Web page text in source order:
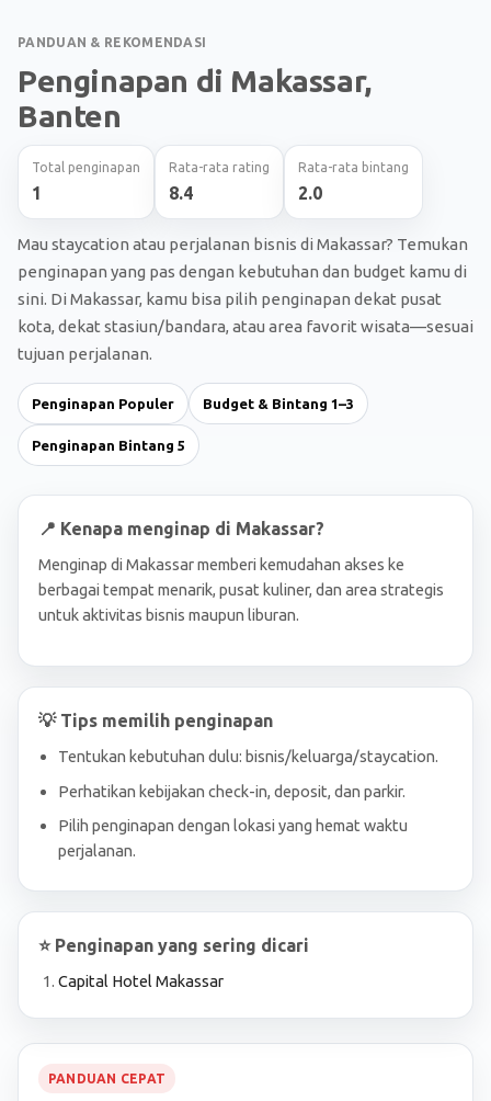
PANDUAN & REKOMENDASI
Penginapan di Makassar,
Banten
Total penginapan
1
Rata-rata rating
8.4
Rata-rata bintang
2.0
Mau staycation atau perjalanan bisnis di Makassar? Temukan
penginapan yang pas dengan kebutuhan dan budget kamu di
sini. Di Makassar, kamu bisa pilih penginapan dekat pusat
kota, dekat stasiun/bandara, atau area favorit wisata—sesuai
tujuan perjalanan.
Penginapan Populer Budget & Bintang 1–3
Penginapan Bintang 5
📍 Kenapa menginap di Makassar?
Menginap di Makassar memberi kemudahan akses ke
berbagai tempat menarik, pusat kuliner, dan area strategis
untuk aktivitas bisnis maupun liburan.
💡 Tips memilih penginapan
Tentukan kebutuhan dulu: bisnis/keluarga/staycation.
Perhatikan kebijakan check-in, deposit, dan parkir.
Pilih penginapan dengan lokasi yang hemat waktu
perjalanan.
⭐ Penginapan yang sering dicari
Capital Hotel Makassar
PANDUAN CEPAT